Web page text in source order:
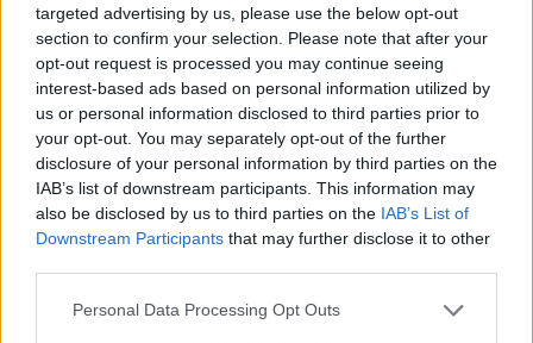
targeted advertising by us, please use the below opt-out
section to confirm your selection. Please note that after your
opt-out request is processed you may continue seeing
interest-based ads based on personal information utilized by
us or personal information disclosed to third parties prior to
your opt-out. You may separately opt-out of the further
disclosure of your personal information by third parties on the
IAB’s list of downstream participants. This information may
also be disclosed by us to third parties on the IAB’s List of
Downstream Participants that may further disclose it to other
Please note that this website/app uses one or more Google
Personal Data Processing Opt Outs
Player
is
loading.
a
modal
window.
Az ütközés következtében Norris nekicsapódott a
bokszutca falának, és első szárnya is megsérült,
autót a csapat boxába. A kínos esetet a